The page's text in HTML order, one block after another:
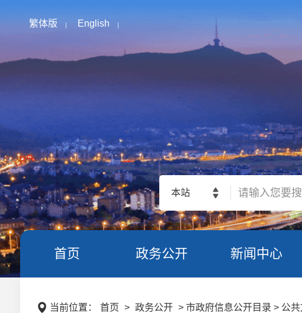
繁体版 English
本站
首页 政务公开 新闻中心
当前位置： 首页 > 政务公开 > 市政府信息公开目录 > 公